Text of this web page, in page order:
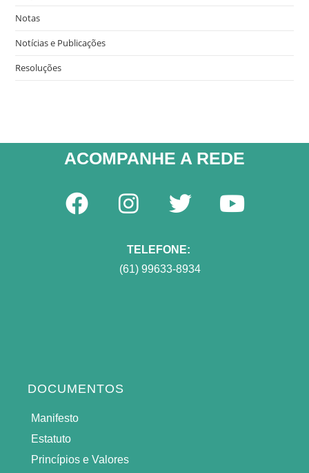
Notas
Notícias e Publicações
Resoluções
ACOMPANHE A REDE​
TELEFONE:
(61) 99633-8934
DOCUMENTOS
Manifesto
Estatuto
Princípios e Valores